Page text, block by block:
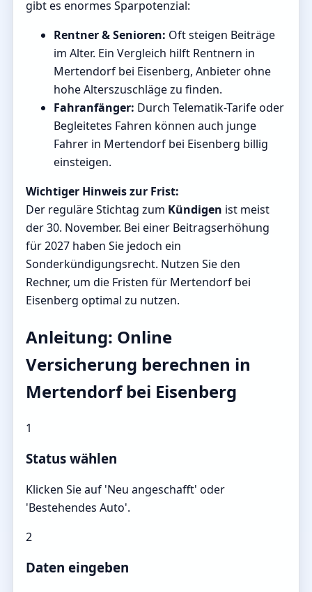
gibt es enormes Sparpotenzial:
Rentner & Senioren: Oft steigen Beiträge
im Alter. Ein Vergleich hilft Rentnern in
Mertendorf bei Eisenberg, Anbieter ohne
hohe Alterszuschläge zu finden.
Fahranfänger: Durch Telematik-Tarife oder
Begleitetes Fahren können auch junge
Fahrer in Mertendorf bei Eisenberg billig
einsteigen.
Wichtiger Hinweis zur Frist:
Der reguläre Stichtag zum Kündigen ist meist
der 30. November. Bei einer Beitragserhöhung
für 2027 haben Sie jedoch ein
Sonderkündigungsrecht. Nutzen Sie den
Rechner, um die Fristen für Mertendorf bei
Eisenberg optimal zu nutzen.
Anleitung: Online
Versicherung berechnen in
Mertendorf bei Eisenberg
1
Status wählen
Klicken Sie auf 'Neu angeschafft' oder
'Bestehendes Auto'.
2
Daten eingeben